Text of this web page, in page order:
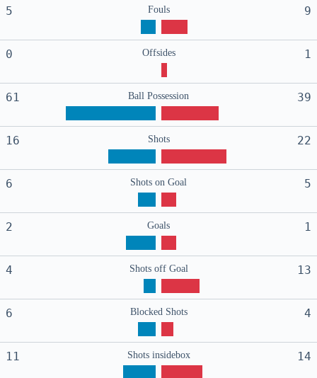
5 Fouls 9
0 Offsides 1
61 Ball Possession 39
16 Shots 22
6 Shots on Goal 5
2 Goals 1
4 Shots off Goal 13
6 Blocked Shots 4
11 Shots insidebox 14